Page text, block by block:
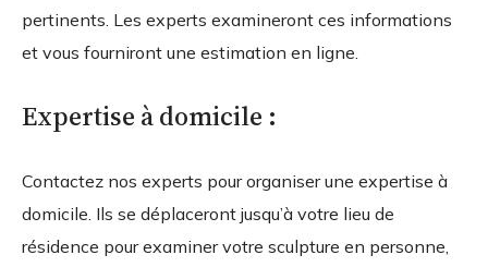
pertinents. Les experts examineront ces informations
et vous fourniront une estimation en ligne.
Expertise à domicile :
Contactez nos experts pour organiser une expertise à
domicile. Ils se déplaceront jusqu’à votre lieu de
résidence pour examiner votre sculpture en personne,